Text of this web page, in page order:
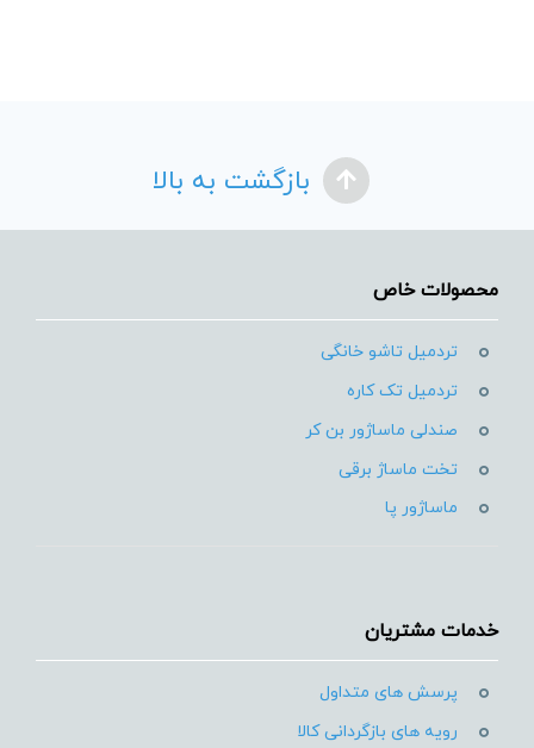
بازگشت به بالا
محصولات خاص
تردمیل تاشو خانگی
تردمیل تک کاره
صندلی ماساژور بن کر
تخت ماساژ برقی
ماساژور پا
خدمات مشتریان
پرسش های متداول
رویه های بازگردانی کالا